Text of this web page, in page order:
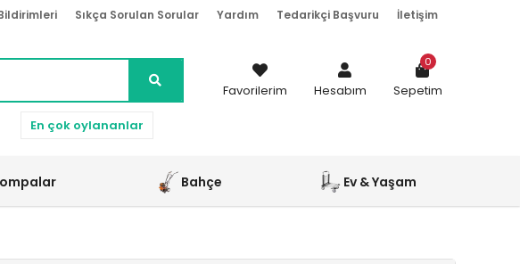
Sıkça Sorulan Sorular Yardım Tedarikçi Başvuru İletişim
En çok oylananlar
Favorilerim Hesabım Sepetim
0
Bahçe Ev & Yaşam